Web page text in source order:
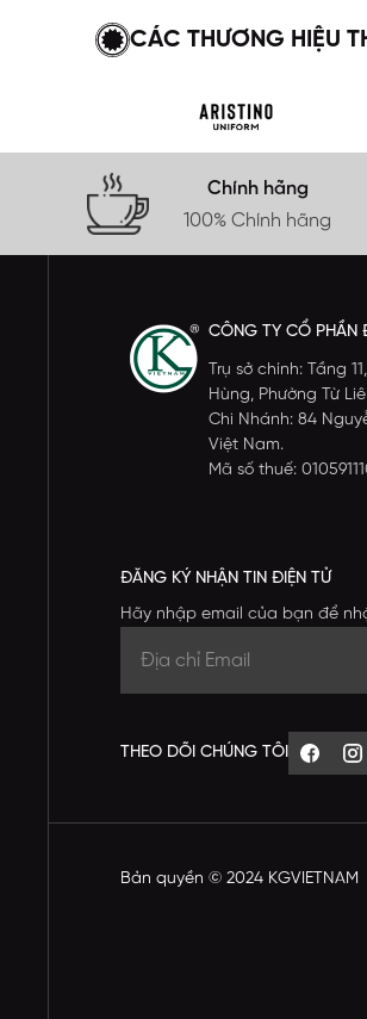
CÁC THƯƠNG HIỆU
Chính hãng
100% Chính hãng
CÔNG TY CỔ PHẦN
Trụ sở chính: Tầng
Hùng, Phường Từ
Chi Nhánh: 84
Việt Nam.
Mã số thuế:
ĐĂNG KÝ NHẬN TIN ĐIỆN TỬ
Hãy nhập email của bạn để
THEO DÕI CHÚNG TÔI
Bản quyền © 2024 KGVIETNAM